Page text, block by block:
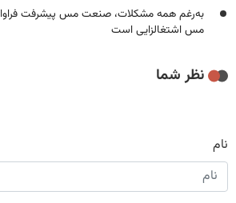
به‌رغم همه مشکلات، صنعت مس پیشرفت
مس اشتغالزایی است
نظر شما
نام